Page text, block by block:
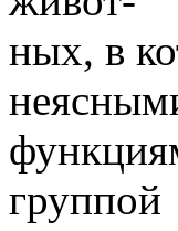
ных, в
группой